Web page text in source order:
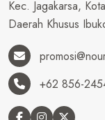
Kec. Jagakarsa,
Daerah Khusus
+62 856-